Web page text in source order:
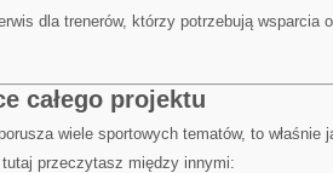
dla trenerów, którzy potrzebują wsparcia
całego projektu
wiele sportowych tematów, to właśnie
tutaj przeczytasz między innymi: